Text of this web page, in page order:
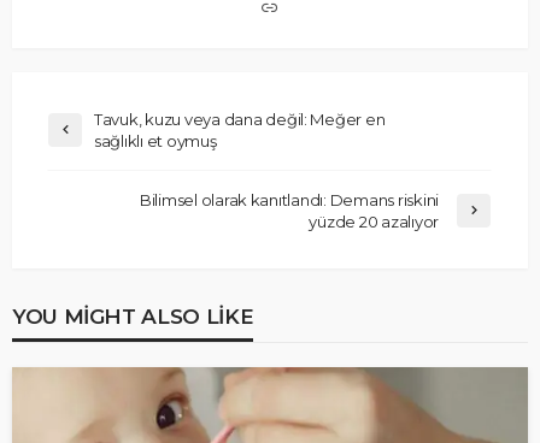
Tavuk, kuzu veya dana değil: Meğer en
sağlıklı et oymuş
Bilimsel olarak kanıtlandı: Demans riskini
yüzde 20 azalıyor
YOU MIGHT ALSO LIKE